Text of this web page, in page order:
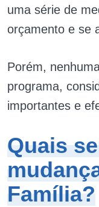
uma série de
orçamento e se
Porém,
programa,
importantes e
Quais
Família?